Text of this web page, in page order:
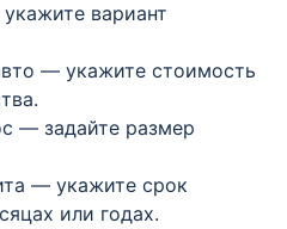
вариант
— укажите стоимость
— задайте размер
— укажите срок
или годах.